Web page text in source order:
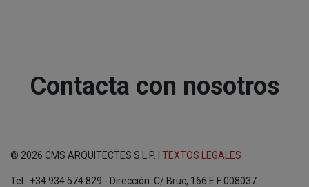
Contacta con nosotros
© 2026 CMS ARQUITECTES S.L.P. | TEXTOS LEGALES
Tel.: +34 934 574 829 - Dirección: C/ Bruc, 166 E.F 008037